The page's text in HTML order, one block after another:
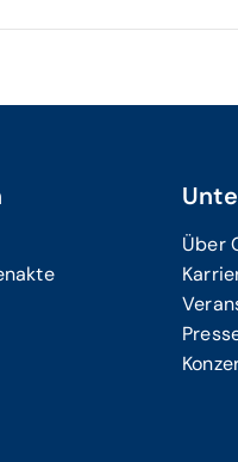
Über